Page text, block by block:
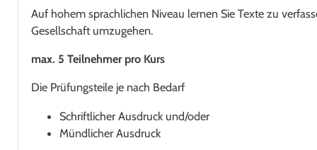
Auf hohem sprachlichen Niveau lernen Sie Texte zu
Gesellschaft umzugehen.
max. 5 Teilnehmer pro Kurs
Die Prüfungsteile je nach Bedarf
Schriftlicher Ausdruck und/oder
Mündlicher Ausdruck